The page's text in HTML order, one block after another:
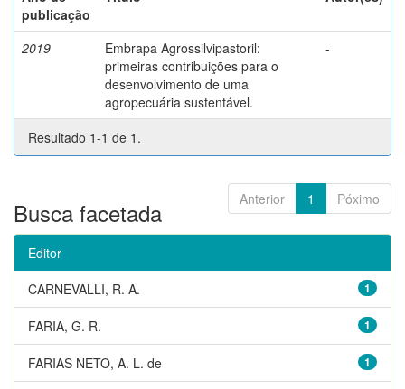
publicação
2019
Embrapa Agrossilvipastoril:
primeiras contribuições para o
desenvolvimento de uma
agropecuária sustentável.
-
Resultado 1-1 de 1.
Anterior 1 Póximo
Busca facetada
Editor
1
CARNEVALLI, R. A.
1
FARIA, G. R.
1
FARIAS NETO, A. L. de